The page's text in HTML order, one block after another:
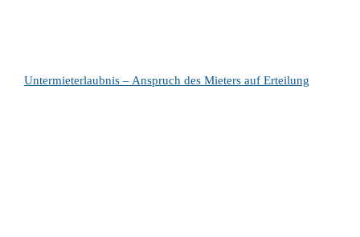
Untermieterlaubnis – Anspruch des Mieters auf Erteilung